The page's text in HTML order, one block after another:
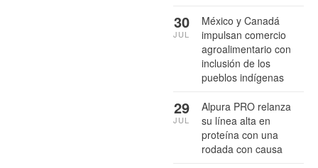
México y Canadá
impulsan comercio
agroalimentario con
inclusión de los
pueblos indígenas
30
JUL
Alpura PRO relanza
su línea alta en
proteína con una
rodada con causa
29
JUL